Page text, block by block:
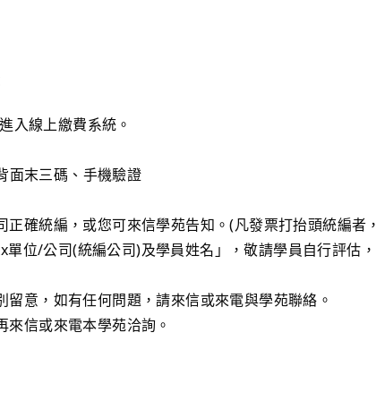
入線上繳費系統。
面末三碼、手機驗證
確統編，或您可來信學苑告知。(凡發票打抬頭統編者，
位/公司(統編公司)及學員姓名」，敬請學員自行評估，
意，如有任何問題，請來信或來電與學苑聯絡。
信或來電本學苑洽詢。